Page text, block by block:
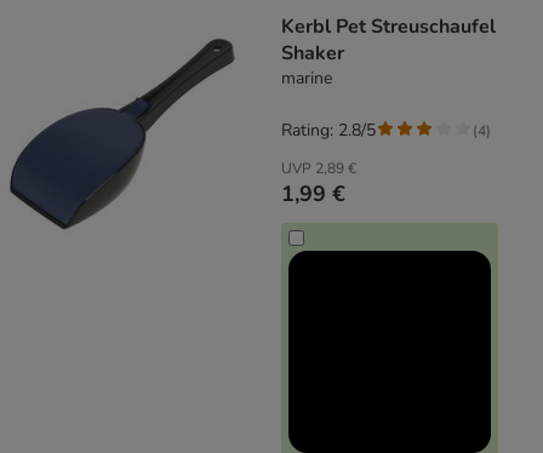
Kerbl Pet Streuschaufel
Shaker
marine
UVP 2,89 €
1,99 €
Rating: 2.8/5 (4)